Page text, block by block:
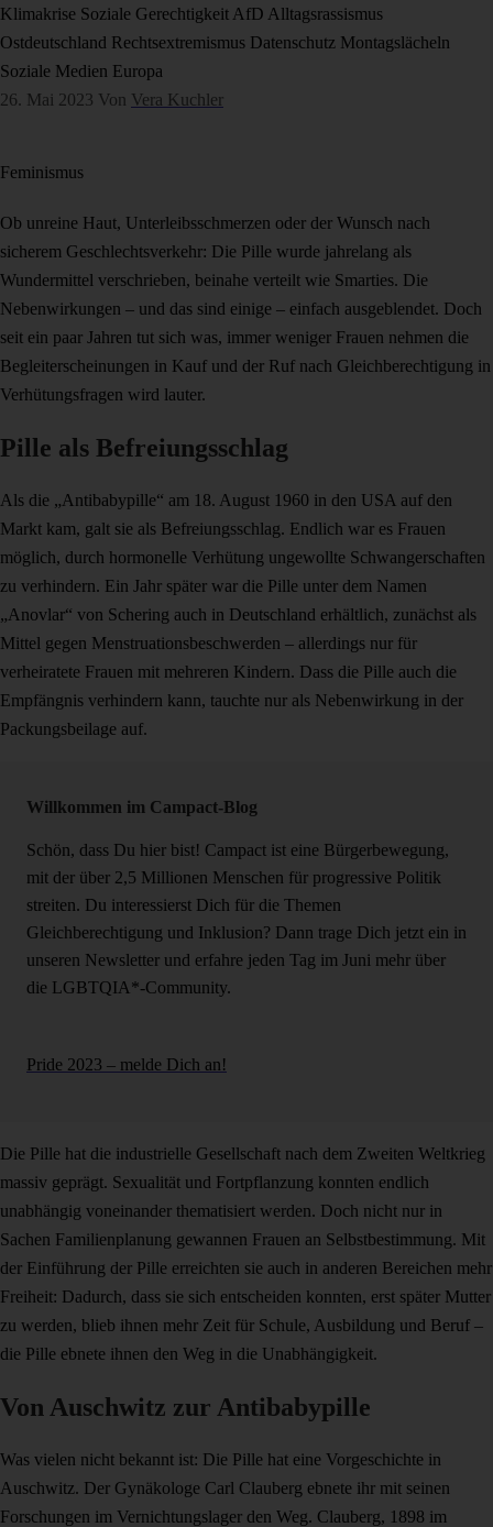
Klimakrise Soziale Gerechtigkeit AfD Alltagsrassismus
Ostdeutschland Rechtsextremismus Datenschutz Montagslächeln
Soziale Medien Europa
26. Mai 2023 Von Vera Kuchler
Feminismus
Ob unreine Haut, Unterleibsschmerzen oder der Wunsch nach
sicherem Geschlechtsverkehr: Die Pille wurde jahrelang als
Wundermittel verschrieben, beinahe verteilt wie Smarties. Die
Nebenwirkungen – und das sind einige – einfach ausgeblendet. Doch
seit ein paar Jahren tut sich was, immer weniger Frauen nehmen die
Begleiterscheinungen in Kauf und der Ruf nach Gleichberechtigung in
Verhütungsfragen wird lauter.
Pille als Befreiungsschlag
Als die „Antibabypille“ am 18. August 1960 in den USA auf den
Markt kam, galt sie als Befreiungsschlag. Endlich war es Frauen
möglich, durch hormonelle Verhütung ungewollte Schwangerschaften
zu verhindern. Ein Jahr später war die Pille unter dem Namen
„Anovlar“ von Schering auch in Deutschland erhältlich, zunächst als
Mittel gegen Menstruationsbeschwerden – allerdings nur für
verheiratete Frauen mit mehreren Kindern. Dass die Pille auch die
Empfängnis verhindern kann, tauchte nur als Nebenwirkung in der
Packungsbeilage auf.
Willkommen im Campact-Blog
Schön, dass Du hier bist! Campact ist eine Bürgerbewegung,
mit der über 2,5 Millionen Menschen für progressive Politik
streiten. Du interessierst Dich für die Themen
Gleichberechtigung und Inklusion? Dann trage Dich jetzt ein in
unseren Newsletter und erfahre jeden Tag im Juni mehr über
die LGBTQIA*-Community.
Pride 2023 – melde Dich an!
Die Pille hat die industrielle Gesellschaft nach dem Zweiten Weltkrieg
massiv geprägt. Sexualität und Fortpflanzung konnten endlich
unabhängig voneinander thematisiert werden. Doch nicht nur in
Sachen Familienplanung gewannen Frauen an Selbstbestimmung. Mit
der Einführung der Pille erreichten sie auch in anderen Bereichen mehr
Freiheit: Dadurch, dass sie sich entscheiden konnten, erst später Mutter
zu werden, blieb ihnen mehr Zeit für Schule, Ausbildung und Beruf –
die Pille ebnete ihnen den Weg in die Unabhängigkeit.
Von Auschwitz zur Antibabypille
Was vielen nicht bekannt ist: Die Pille hat eine Vorgeschichte in
Auschwitz. Der Gynäkologe Carl Clauberg ebnete ihr mit seinen
Forschungen im Vernichtungslager den Weg. Clauberg, 1898 im